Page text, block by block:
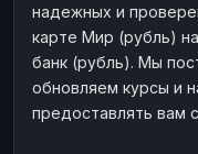
надежных и
карте Мир (рубль)
банк (рубль). Мы
обновляем курсы и
предоставлять